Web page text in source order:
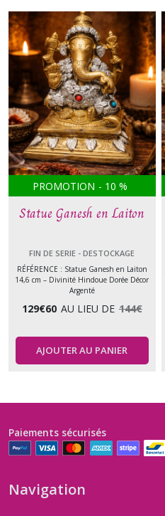
PROMOTION - 10 %
Statue Ganesh en Laiton
FIN DE SERIE - DESTOCKAGE
RÉFÉRENCE : Statue Ganesh en Laiton
14,6 cm – Divinité Hindoue Dorée Décor
Argenté
129€60 AU LIEU DE 144€
AJOUTER AU PANIER
Paiements sécurisés
Navigation